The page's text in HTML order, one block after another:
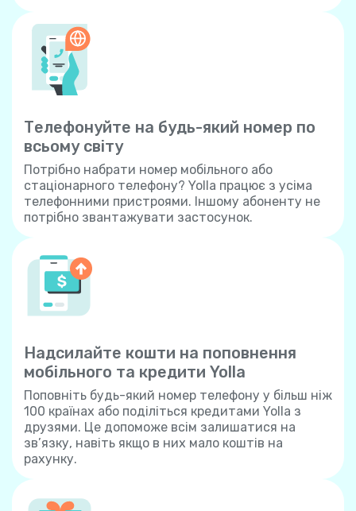
Телефонуйте на будь-який номер по
всьому світу
Потрібно набрати номер мобільного або
стаціонарного телефону? Yolla працює з усіма
телефонними пристроями. Іншому абоненту не
потрібно звантажувати застосунок.
Надсилайте кошти на поповнення
мобільного та кредити Yolla
Поповніть будь-який номер телефону у більш ніж
100 країнах або поділіться кредитами Yolla з
друзями. Це допоможе всім залишатися на
зв’язку, навіть якщо в них мало коштів на
рахунку.